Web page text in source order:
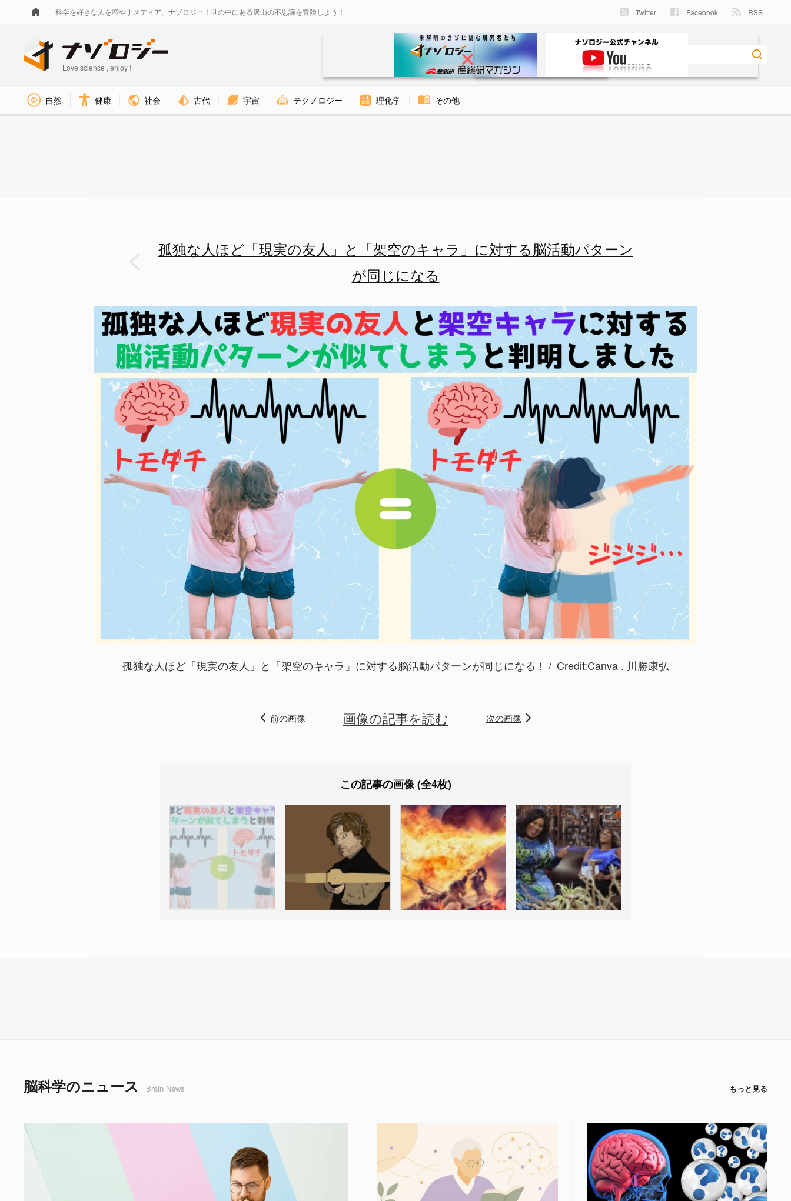
科学を好きな人を増やすメディア、ナゾロジー！世の中にある沢山の不思議を冒険しよう！ Twitter Facebook RSS
Love science , enjoy !
自然 健康 社会 古代 宇宙 テクノロジー 理化学 その他
孤独な人ほど「現実の友人」と「架空のキャラ」に対する脳活動パターン
が同じになる
孤独な人ほど「現実の友人」と「架空のキャラ」に対する脳活動パターンが同じになる！ Credit:Canva . 川勝康弘
前の画像 画像の記事を読む 次の画像
この記事の画像 (全4枚)
脳科学のニュース Brain News もっと見る